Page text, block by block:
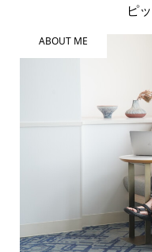
ピ
ABOUT ME